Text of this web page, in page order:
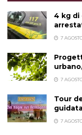
4 kg di
7
7
Tour
7